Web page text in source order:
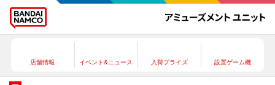
店舗情報 イベント&ニュース 入荷プライズ 設置ゲーム機